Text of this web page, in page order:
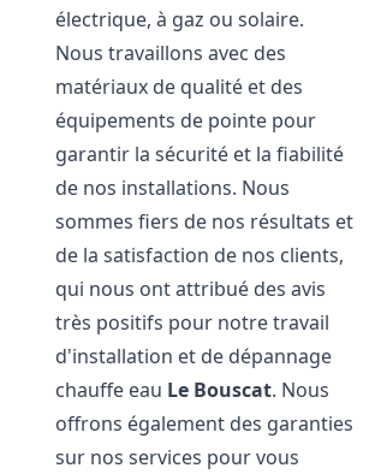
électrique, à gaz ou solaire.
Nous travaillons avec des
matériaux de qualité et des
équipements de pointe pour
garantir la sécurité et la fiabilité
de nos installations. Nous
sommes fiers de nos résultats et
de la satisfaction de nos clients,
qui nous ont attribué des avis
très positifs pour notre travail
d'installation et de dépannage
chauffe eau Le Bouscat. Nous
offrons également des garanties
sur nos services pour vous